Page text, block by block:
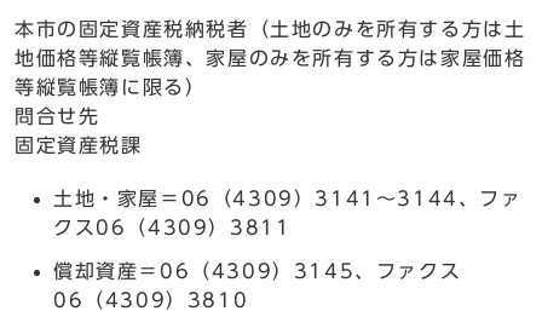
本市の固定資産税納税者（土地のみを所有する方は土
地価格等縦覧帳簿、家屋のみを所有する方は家屋価格
等縦覧帳簿に限る）
問合せ先
固定資産税課
土地・家屋＝06（4309）3141～3144、ファ
クス06（4309）3811
償却資産＝06（4309）3145、ファクス
06（4309）3810